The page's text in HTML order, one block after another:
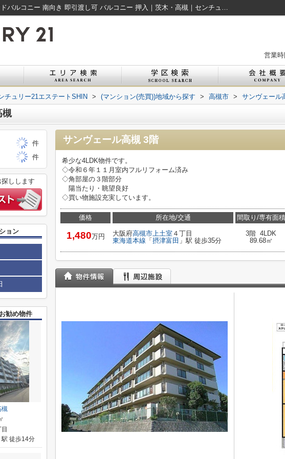
サンヴェール高槻｜ワイドバルコニー 南向き 即引渡し可 バルコニー 押入｜茨木・高槻｜センチュリー21エステートSHIN
営業
チュリー21エステートSHIN > (マンション(売買))地域から探す > 高槻市 > サンヴェール
槻
サンヴェール高槻 3階
希少な4LDK物件です。
◇令和６年１１月室内フルリフォーム済み
◇角部屋の３階部分
陽当たり・眺望良好
◇買い物施設充実しています。
価格
1,480万円
所在地/交通
大阪府高槻市上土室 ４丁目
東海道本線 「 摂津富田 」駅 徒歩35分
間取り/専有面積
3階 4LDK
89.68㎡
件
件
しします
ョン
勧め物件
槻
徒歩14分